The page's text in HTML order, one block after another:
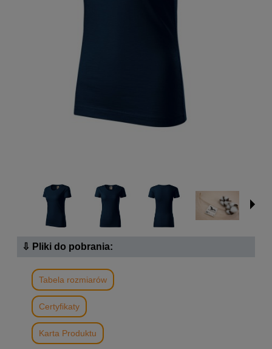
⇩ Pliki do pobrania:
Tabela rozmiarów
Certyfikaty
Karta Produktu